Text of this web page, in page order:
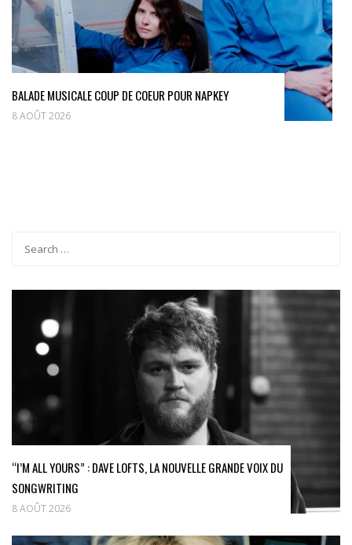
BALADE MUSICALE COUP DE COEUR POUR NAPKEY
8 AOÛT 2026
“I’M ALL YOURS” : DAVE LOFTS, LA NOUVELLE GRANDE VOIX DU
SONGWRITING
8 AOÛT 2026